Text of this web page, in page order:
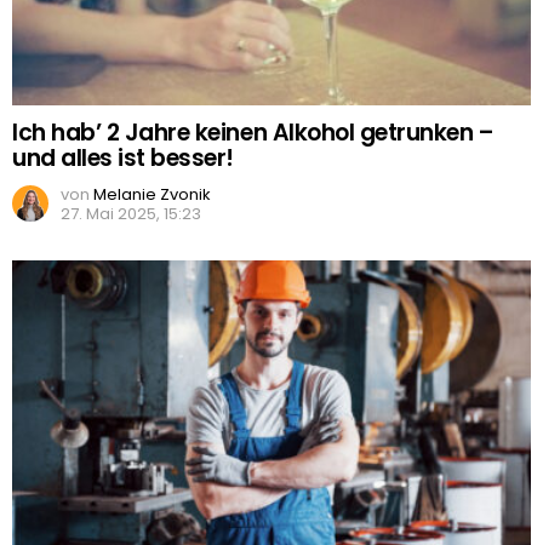
Ich hab’ 2 Jahre keinen Alkohol getrunken –
und alles ist besser!
von Melanie Zvonik
27. Mai 2025, 15:23